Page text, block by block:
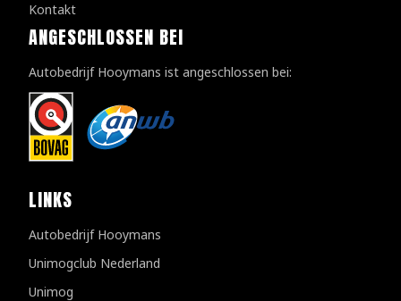
Kontakt
ANGESCHLOSSEN BEI
Autobedrijf Hooymans ist angeschlossen bei:
LINKS
Autobedrijf Hooymans
Unimogclub Nederland
Unimog